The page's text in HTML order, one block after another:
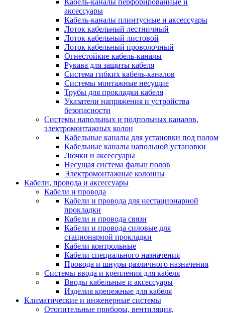
Кабель-каналы перфорированные и
аксессуары
Кабель-каналы плинтусные и аксессуары
Лоток кабельный лестничный
Лоток кабельный листовой
Лоток кабельный проволочный
Огнестойкие кабель-каналы
Рукава для защиты кабеля
Система гибких кабель-каналов
Системы монтажные несущие
Трубы для прокладки кабеля
Указатели напряжения и устройства
безопасности
Системы напольных и подпольных каналов,
электромонтажных колон
Кабельные каналы для установки под полом
Кабельные каналы напольной установки
Лючки и аксессуары
Несущая система фальш полов
Электромонтажные колонны
Кабели, провода и аксессуары
Кабели и провода
Кабели и провода для нестационарной
прокладки
Кабели и провода связи
Кабели и провода силовые для
стационарной прокладки
Кабели контрольные
Кабели специального назначения
Провода и шнуры различного назначения
Системы ввода и крепления для кабеля
Вводы кабельные и аксессуары
Изделия крепежные для кабеля
Климатические и инженерные системы
Отопительные приборы, вентиляция,